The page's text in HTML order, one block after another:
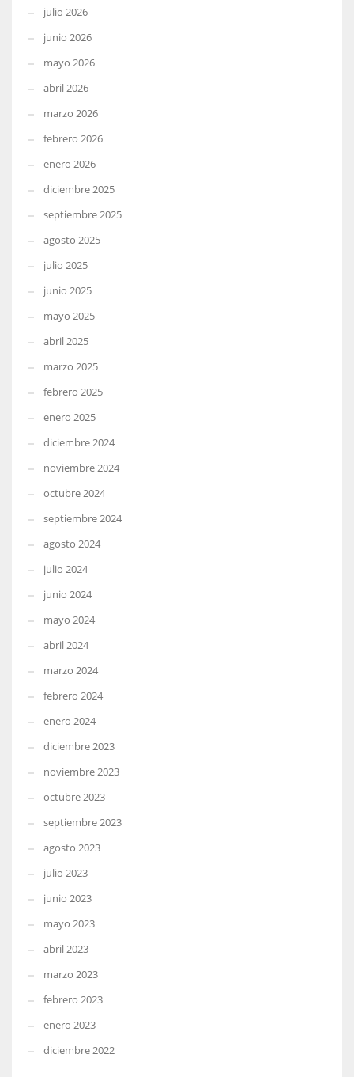
julio 2026
junio 2026
mayo 2026
abril 2026
marzo 2026
febrero 2026
enero 2026
diciembre 2025
septiembre 2025
agosto 2025
julio 2025
junio 2025
mayo 2025
abril 2025
marzo 2025
febrero 2025
enero 2025
diciembre 2024
noviembre 2024
octubre 2024
septiembre 2024
agosto 2024
julio 2024
junio 2024
mayo 2024
abril 2024
marzo 2024
febrero 2024
enero 2024
diciembre 2023
noviembre 2023
octubre 2023
septiembre 2023
agosto 2023
julio 2023
junio 2023
mayo 2023
abril 2023
marzo 2023
febrero 2023
enero 2023
diciembre 2022